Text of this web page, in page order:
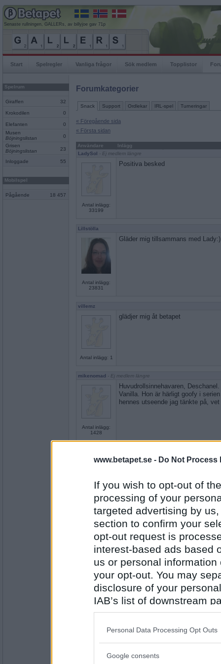
www.betapet.se - Do Not Process
If you wish to opt-out of
processing of your
targeted advertising by
section to confirm your
opt-out request is
interest-based ads based
us or personal
your opt-out. You may
disclosure of your
IAB’s list of downstream
also be disclosed by us
Downstream Participants
Please note that this
Personal Data Processing Opt Outs
Google consents
Senaste rullningen, GALLERs, av billyjoe gav 71p
Start Spelregler Vanliga frågor Sök medlem Topplistor
Spelrum
Giraffen 32
Krokodilen 0
Elefanten
0
Musen
Böjningslistan
0
Grisen
Böjningslistan
23
Inloggade 55
Mobilspel
Pågående 18 457
Forumkategorier
Snack Support Ordlekar IRL-spel Turneringar
« Föregående sida
« Första sidan
Användare
Inlägg
LadySol - Ej medlem längre
Antal inlägg:
33199
Positiva besked
Lillstölla
Antal inlägg:
23831
Gläder mig tillsammans med Lady:)
villemz
Antal inlägg: 1
glädjer mig åt betapet
mikenomad - Ej medlem längre
Antal inlägg:
1428
Huvudrollsinnehavaren,
Vanilla. Hon är härligt goofy i
hennes utseende jag tänkte på,
Antal inlägg:
Ett glas julmust och pepparkakor
mikenomad- Ej medlem längre
Antal inlägg:
1428
Kate Bush, ständigt denna Kate
SylviaPlath- Ej medlem längre